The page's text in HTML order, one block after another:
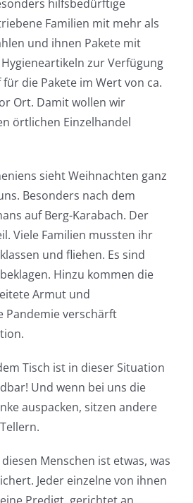
hilfsbedürftige
Familien mit mehr als
und ihnen Pakete mit
zur Verfügung
die Pakete im Wert von ca.
Ort. Damit wollen wir
örtlichen Einzelhandel
sieht Weihnachten ganz
Besonders nach dem
auf Berg-Karabach. Der
Viele Familien mussten ihr
und fliehen. Es sind
Hinzu kommen die
Armut und
Pandemie verschärft
Tisch ist in dieser Situation
Und wenn bei uns die
auspacken, sitzen andere
Menschen ist etwas, was
Jeder einzelne von ihnen